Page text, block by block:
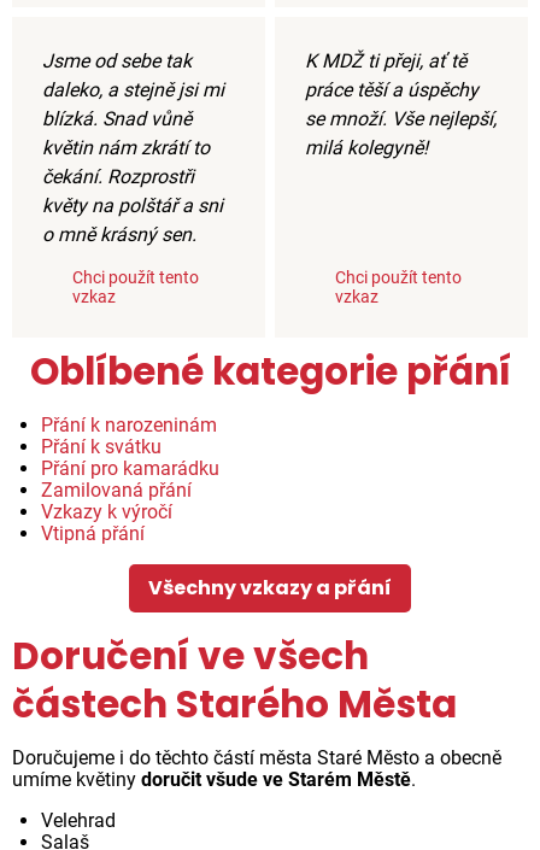
Jsme od sebe tak
daleko, a stejně jsi mi
blízká. Snad vůně
květin nám zkrátí to
čekání. Rozprostři
květy na polštář a sni
o mně krásný sen.
Chci použít tento
vzkaz
K MDŽ ti přeji, ať tě
práce těší a úspěchy
se množí. Vše nejlepší,
milá kolegyně!
Chci použít tento
vzkaz
Oblíbené kategorie přání
Přání k narozeninám
Přání k svátku
Přání pro kamarádku
Zamilovaná přání
Vzkazy k výročí
Vtipná přání
Všechny vzkazy a přání
Doručení ve všech
částech Starého Města
Doručujeme i do těchto částí města Staré Město a obecně
umíme květiny doručit všude ve Starém Městě.
Velehrad
Salaš